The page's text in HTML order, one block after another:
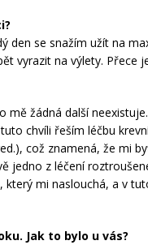
den se snažím užít na
vyrazit na výlety. Přece
mě žádná další
chvíli řeším léčbu
což znamená, že mi
jedno z léčení
mi naslouchá, a v
Jak to bylo u vás?